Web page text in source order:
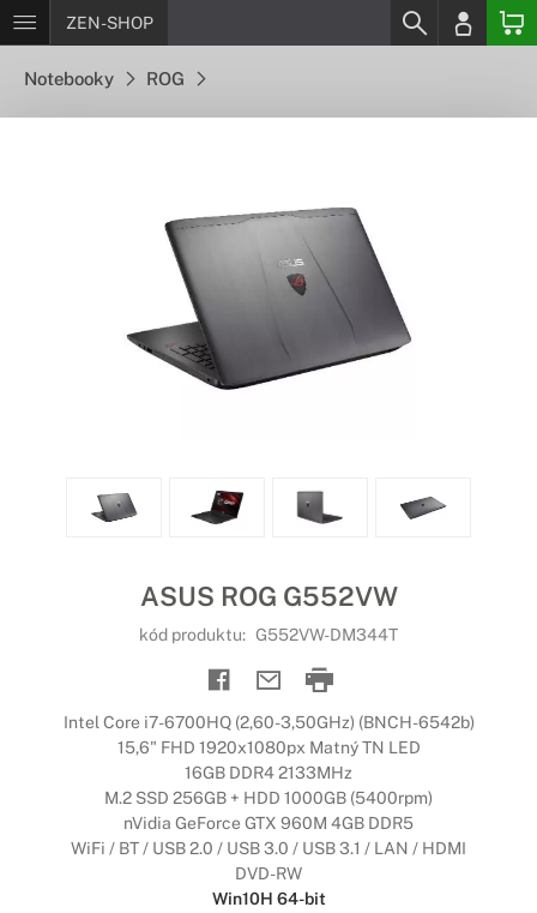
ZEN-SHOP
Notebooky ROG
ASUS ROG G552VW
kód produktu: G552VW-DM344T
Intel Core i7-6700HQ (2,60-3,50GHz) (BNCH-6542b)
15,6" FHD 1920x1080px Matný TN LED
16GB DDR4 2133MHz
M.2 SSD 256GB + HDD 1000GB (5400rpm)
nVidia GeForce GTX 960M 4GB DDR5
WiFi / BT / USB 2.0 / USB 3.0 / USB 3.1 / LAN / HDMI
DVD-RW
Win10H 64-bit